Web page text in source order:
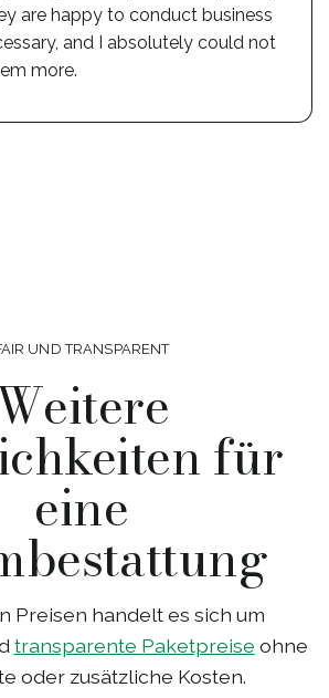
are happy to conduct business
and I absolutely could not
more.
UND TRANSPARENT
für
eine
Preisen handelt es sich um
transparente Paketpreise ohne
oder zusätzliche Kosten.